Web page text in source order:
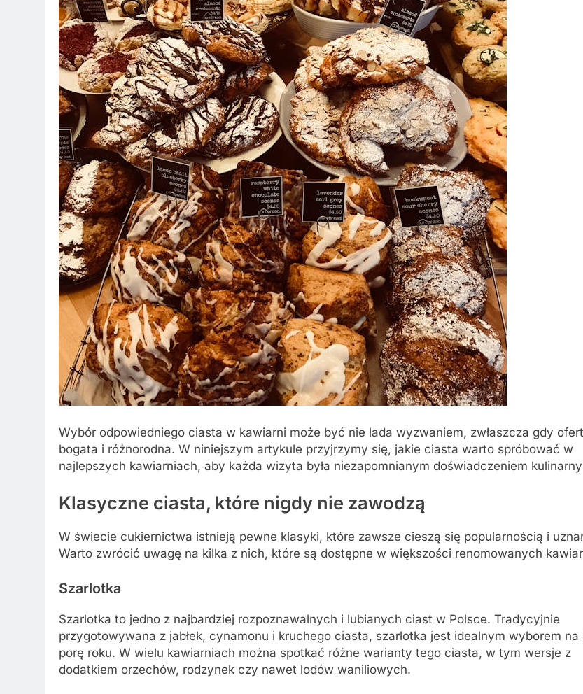
Wybór odpowiedniego ciasta w kawiarni może być nie lada wyzwaniem, zwłaszcza gdy
bogata i różnorodna. W niniejszym artykule przyjrzymy się, jakie ciasta warto spróbować w
najlepszych kawiarniach, aby każda wizyta była niezapomnianym doświadczeniem
Klasyczne ciasta, które nigdy nie zawodzą
W świecie cukiernictwa istnieją pewne klasyki, które zawsze cieszą się popularnością i
Warto zwrócić uwagę na kilka z nich, które są dostępne w większości renomowanych
Szarlotka
Szarlotka to jedno z najbardziej rozpoznawalnych i lubianych ciast w Polsce. Tradycyjnie
przygotowywana z jabłek, cynamonu i kruchego ciasta, szarlotka jest idealnym wyborem na
porę roku. W wielu kawiarniach można spotkać różne warianty tego ciasta, w tym wersje z
dodatkiem orzechów, rodzynek czy nawet lodów waniliowych.